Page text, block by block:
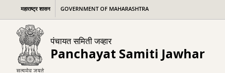
content
महाराष्ट्र शासन GOVERNMENT OF MAHARASHTRA
पंचायत समिती जव्हार
Panchayat Samiti Jawhar